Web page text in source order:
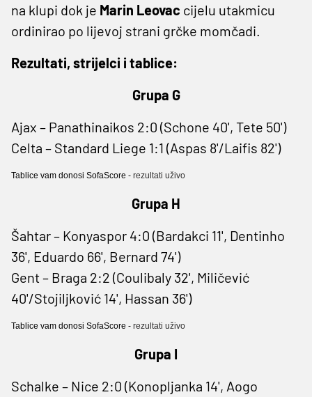
na klupi dok je Marin Leovac cijelu utakmicu
ordinirao po lijevoj strani grčke momčadi.
Rezultati, strijelci i tablice:
Grupa G
Ajax – Panathinaikos 2:0 (Schone 40', Tete 50')
Celta – Standard Liege 1:1 (Aspas 8'/Laifis 82')
Tablice vam donosi SofaScore - rezultati uživo
Grupa H
Šahtar – Konyaspor 4:0 (Bardakci 11', Dentinho
36', Eduardo 66', Bernard 74')
Gent – Braga 2:2 (Coulibaly 32', Miličević
40'/Stojiljković 14', Hassan 36')
Tablice vam donosi SofaScore - rezultati uživo
Grupa I
Schalke – Nice 2:0 (Konopljanka 14', Aogo